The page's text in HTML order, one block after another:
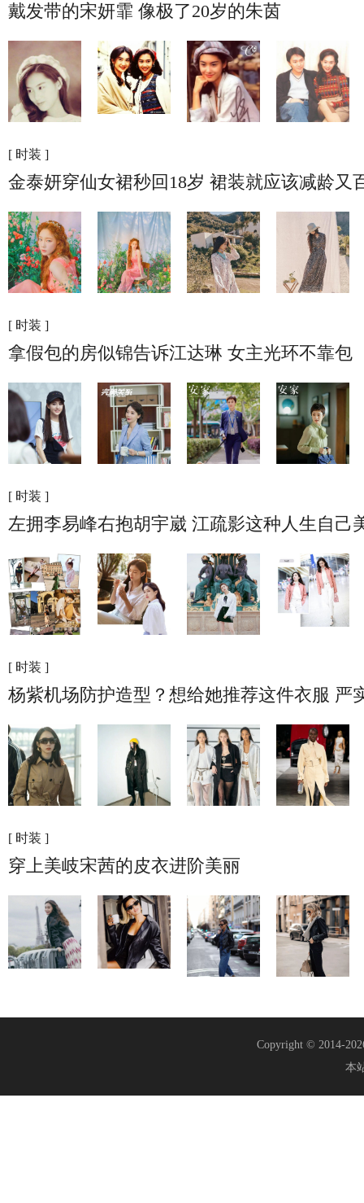
戴发带的宋妍霏 像极了20岁的朱茵
[ 时装 ]
金泰妍穿仙女裙秒回18岁 裙装就应该减龄又
[ 时装 ]
拿假包的房似锦告诉江达琳 女主光环不靠包
[ 时装 ]
左拥李易峰右抱胡宇崴 江疏影这种人生自己
[ 时装 ]
杨紫机场防护造型？想给她推荐这件衣服 严
[ 时装 ]
穿上美岐宋茜的皮衣进阶美丽
Copyright © 2014-
本